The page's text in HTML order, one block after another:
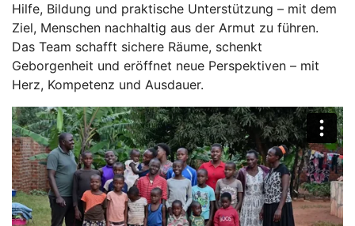
Hilfe, Bildung und praktische Unterstützung – mit dem
Ziel, Menschen nachhaltig aus der Armut zu führen.
Das Team schafft sichere Räume, schenkt
Geborgenheit und eröffnet neue Perspektiven – mit
Herz, Kompetenz und Ausdauer.